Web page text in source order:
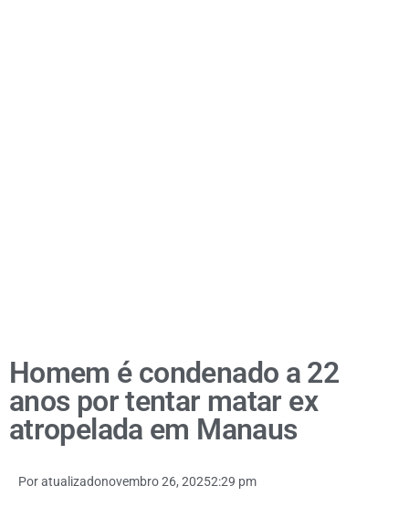
Homem é condenado a 22
anos por tentar matar ex
atropelada em Manaus
Poratualizadonovembro 26, 20252:29 pm